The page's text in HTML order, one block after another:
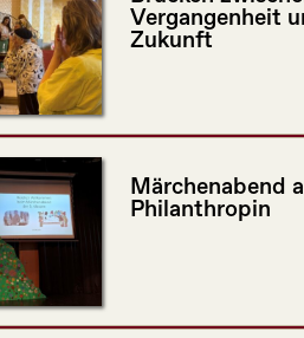
Vergangenheit
Zukunft
Märchenabend
Philanthropin